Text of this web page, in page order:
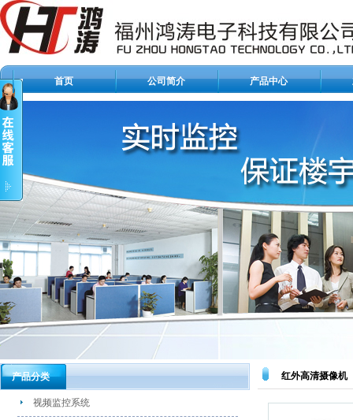
首页 公司简介 产品中心
产品分类
视频监控系统
红外高清摄像机